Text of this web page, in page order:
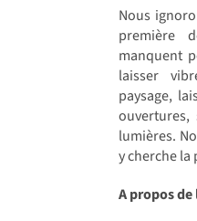
Nous
première
manquent
laisser
paysage,
lumières.
y cherche la
A propos